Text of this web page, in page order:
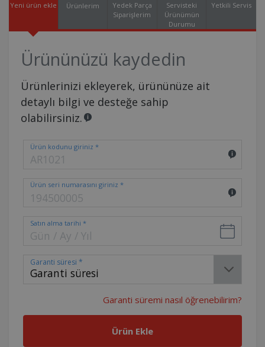
Yeni ürün ekle Ürünlerim
Yedek Parça
Siparişlerim
Servisteki
Ürünümün
Durumu
Yetkili Servis
Ürününüzü kaydedin
Ürünlerinizi ekleyerek, ürününüze ait
detaylı bilgi ve desteğe sahip
olabilirsiniz.
Ürün kodunu giriniz *
Ürün seri numarasını giriniz *
Satın alma tarihi *
Garanti süresi *
Garanti süresi
Garanti süremi nasıl öğrenebilirim?
Ürün Ekle